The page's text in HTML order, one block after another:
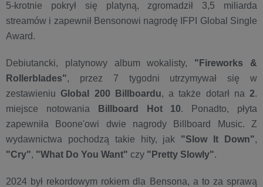
5-krotnie pokrył się platyną, zgromadził 3,5 miliarda
streamów i zapewnił Bensonowi nagrodę IFPI Global Single
Award.
Debiutancki, platynowy album wokalisty, "Fireworks &
Rollerblades", przez 7 tygodni utrzymywał się w
zestawieniuGlobal 200 Billboardu, a także dotarł na 2.
miejsce notowania
Billboard Hot 10. Ponadto, płyta
zapewniła Boone'owi dwie nagrody Billboard Music. Z
wydawnictwa pochodzą takie hity, jak "Slow It Down",
"Cry", "What Do You Want" czy "Pretty Slowly".
2024 był rekordowym rokiem dla Bensona, a to za sprawą